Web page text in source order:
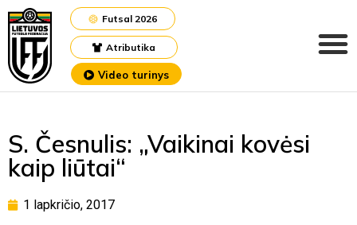
Atributika
Futsal 2026
Video turinys
S. Česnulis: „Vaikinai kovėsi
kaip liūtai“
1 lapkričio, 2017